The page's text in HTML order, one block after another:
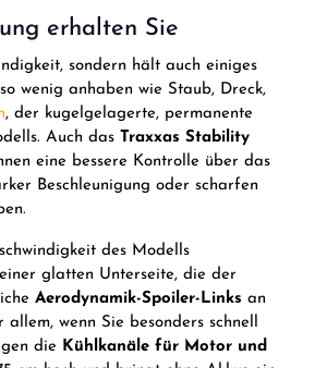
erhalten Sie
sondern hält auch einiges
wenig anhaben wie Staub, Dreck,
, der kugelgelagerte, permanente
Auch das Traxxas Stability
eine bessere Kontrolle über das
Beschleunigung oder scharfen
des Modells
glatten Unterseite, die der
Aerodynamik-Spoiler-Links an
wenn Sie besonders schnell
die Kühlkanäle für Motor und